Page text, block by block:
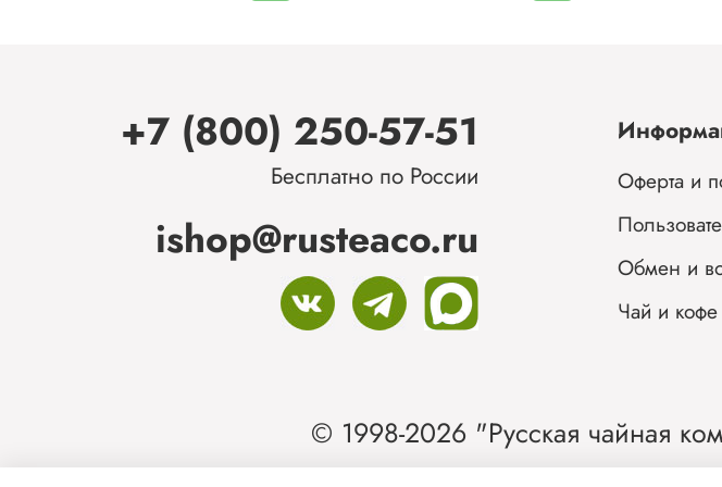
заболеваниям;
Япония - кладезь
зелёный чай.
Оферта и
Обмен и
Чай и
+7 (800) 250-57-51
Бесплатно по России
ishop@rusteaco.ru
© 1998-2026 "Русская чайная